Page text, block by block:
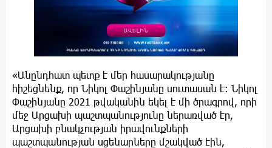
«Անընդհատ պետք է մեր հասարակությանը
հիշեցնենք, որ Նիկոլ Փաշինյանը սուտասան է։ Նիկոլ
Փաշինյանը 2021 թվականին եկել է մի ծրագրով, որի
մեջ Արցախի պաշտպանությունը ներառված էր,
Արցախի բնակչության իրավունքների
պաշտպանության սցենարները մշակված էին,